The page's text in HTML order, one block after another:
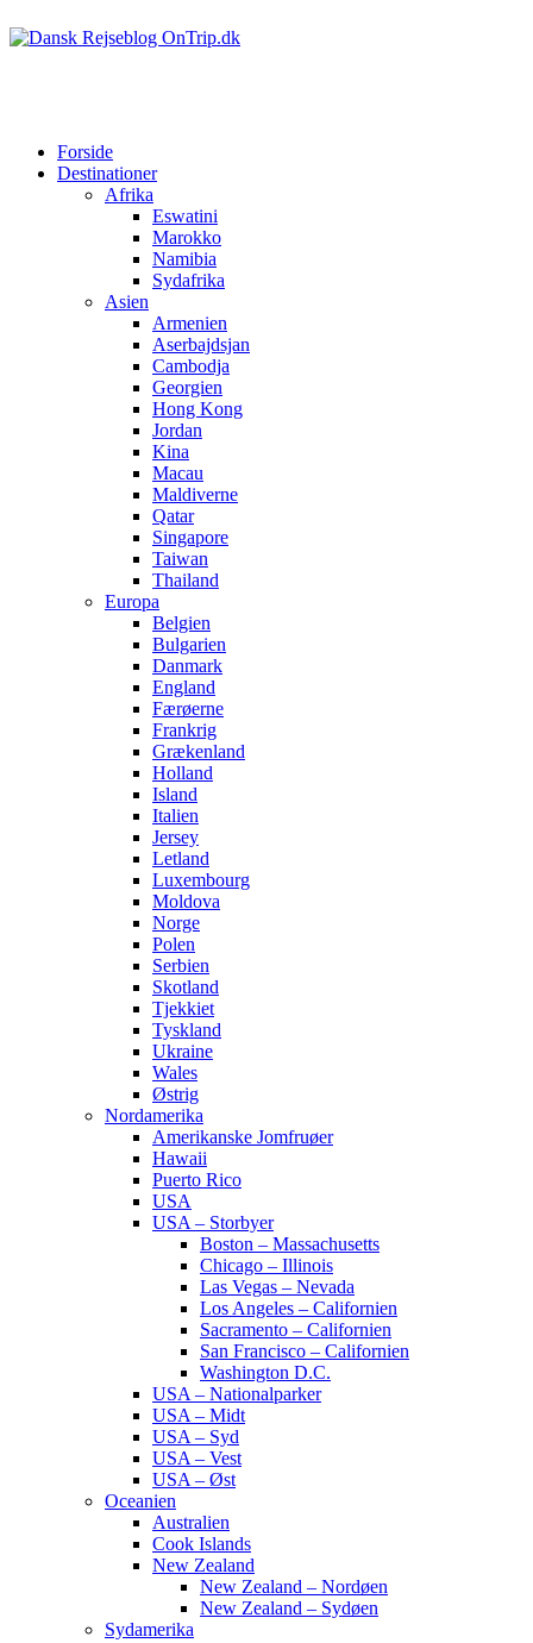
Forside
Destinationer
Afrika
Eswatini
Marokko
Namibia
Sydafrika
Asien
Armenien
Aserbajdsjan
Cambodja
Georgien
Hong Kong
Jordan
Kina
Macau
Maldiverne
Qatar
Singapore
Taiwan
Thailand
Europa
Belgien
Bulgarien
Danmark
England
Færøerne
Frankrig
Grækenland
Holland
Island
Italien
Jersey
Letland
Luxembourg
Moldova
Norge
Polen
Serbien
Skotland
Tjekkiet
Tyskland
Ukraine
Wales
Østrig
Nordamerika
Amerikanske Jomfruøer
Hawaii
Puerto Rico
USA
USA – Storbyer
Boston – Massachusetts
Chicago – Illinois
Las Vegas – Nevada
Los Angeles – Californien
Sacramento – Californien
San Francisco – Californien
Washington D.C.
USA – Nationalparker
USA – Midt
USA – Syd
USA – Vest
USA – Øst
Oceanien
Australien
Cook Islands
New Zealand
New Zealand – Nordøen
New Zealand – Sydøen
Sydamerika